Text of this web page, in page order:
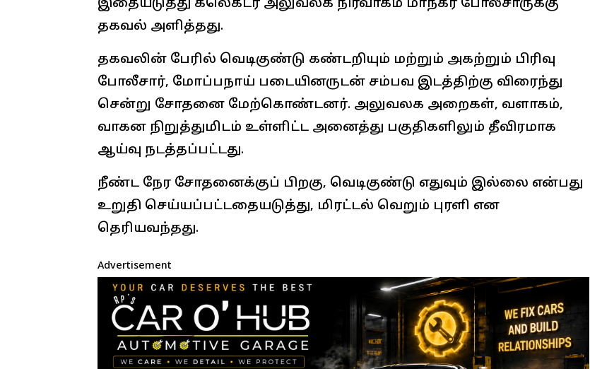
இதையடுத்து கலெக்டர் அலுவலக நிர்வாகம் மாநகர போலீசாருக்கு
தகவல் அளித்தது.
தகவலின் பேரில் வெடிகுண்டு கண்டறியும் மற்றும் அகற்றும் பிரிவு
போலீசார், மோப்பநாய் படையினருடன் சம்பவ இடத்திற்கு விரைந்து
சென்று சோதனை மேற்கொண்டனர். அலுவலக அறைகள், வளாகம்,
வாகன நிறுத்துமிடம் உள்ளிட்ட அனைத்து பகுதிகளிலும் தீவிரமாக
ஆய்வு நடத்தப்பட்டது.
நீண்ட நேர சோதனைக்குப் பிறகு, வெடிகுண்டு எதுவும் இல்லை என்பது
உறுதி செய்யப்பட்டதையடுத்து, மிரட்டல் வெறும் புரளி என
தெரியவந்தது.
Advertisement